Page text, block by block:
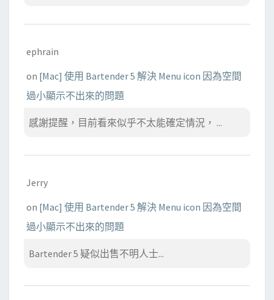
ephrain
on [Mac] 使用 Bartender 5 解決 Menu icon 因為空間
過小顯示不出來的問題
感謝提醒，目前看來似乎不太能確定情況， ...
Jerry
on [Mac] 使用 Bartender 5 解決 Menu icon 因為空間
過小顯示不出來的問題
Bartender 5 疑似出售不明人士...